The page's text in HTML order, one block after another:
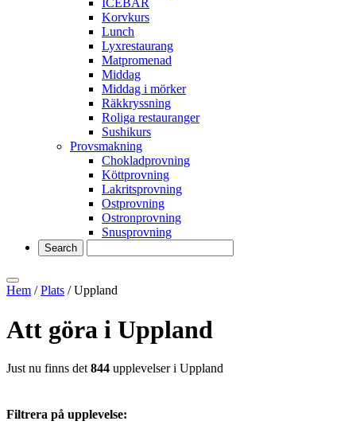
ICEBAR
Korvkurs
Lunch
Lyxrestaurang
Matpromenad
Middag
Middag i mörker
Räkkryssning
Roliga restauranger
Sushikurs
Provsmakning
Chokladprovning
Köttprovning
Lakritsprovning
Ostprovning
Ostronprovning
Snusprovning
Hem /Plats / Uppland
Att göra i Uppland
Just nu finns det 844 upplevelser i Uppland
Filtrera på upplevelse: